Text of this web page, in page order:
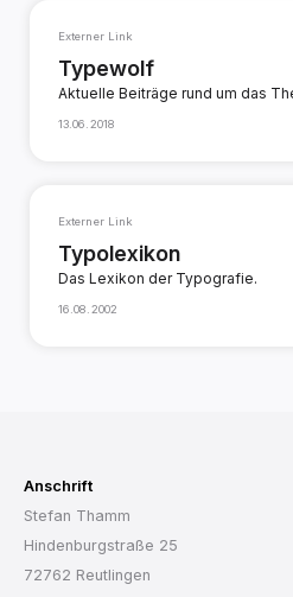
Externer Link
Typewolf
Aktuelle Beiträge rund um das
13.06.2018
Externer Link
Typolexikon
Das Lexikon der Typografie.
16.08.2002
Anschrift
Stefan Thamm
Hindenburgstraße 25
72762 Reutlingen